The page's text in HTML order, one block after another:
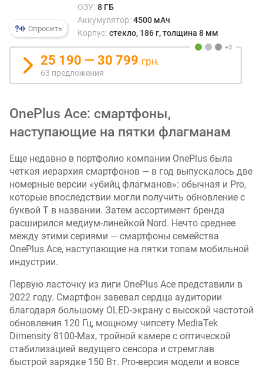
е
м
к
о
т
ь
б
т
а
р
е
и
(
м
А
)
в
е
г
)
Спросить
ОЗУ: 8 ГБ
Аккумулятор: 4500 мАч
Корпус: стекло, 186 г, толщина 8 мм
25 190 — 30 799 грн.
63 предложения
OnePlus Ace: смартфоны,
наступающие на пятки флагманам
Еще недавно в портфолио компании OnePlus была
четкая иерархия смартфонов — в год выпускалось две
номерные версии «убийц флагманов»: обычная и Pro,
которые впоследствии могли получить обновление с
буквой T в названии. Затем ассортимент бренда
расширился медиум-линейкой Nord. Нечто среднее
между этими сериями — смартфоны семейства
OnePlus Ace, наступающие на пятки топам мобильной
индустрии.
Первую ласточку из лиги OnePlus Ace представили в
2022 году. Смартфон завевал сердца аудитории
благодаря большому OLED-экрану с высокой частотой
обновления 120 Гц, мощному чипсету MediaTek
Dimensity 8100-Max, тройной камере с оптической
стабилизацией ведущего сенсора и стремглав
быстрой зарядке 150 Вт. Pro-версия модели и вовсе